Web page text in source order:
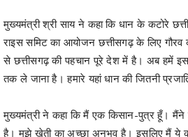
मुख्यमंत्री श्री साय ने कहा कि धान के कटोरे
राइस समिट का आयोजन छत्तीसगढ़ के लिए गौरव
से छत्तीसगढ़ की पहचान पूरे देश में है। अब हमें इस
तक ले जाना है। हमारे यहां धान की जितनी
मुख्यमंत्री ने कहा कि मैं एक किसान-पुत्र हूँ।
है। मुझे खेती का अच्छा अनुभव है। इसलिए मैं ये